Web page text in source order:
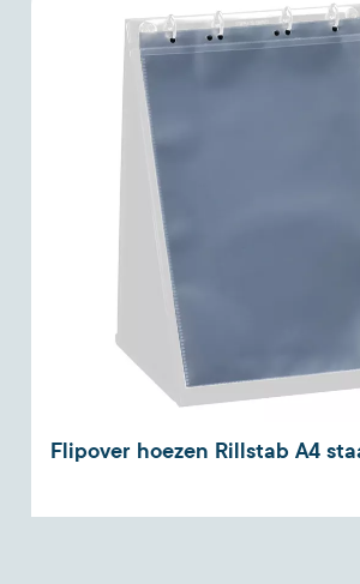
Flipover hoezen Rillstab A4